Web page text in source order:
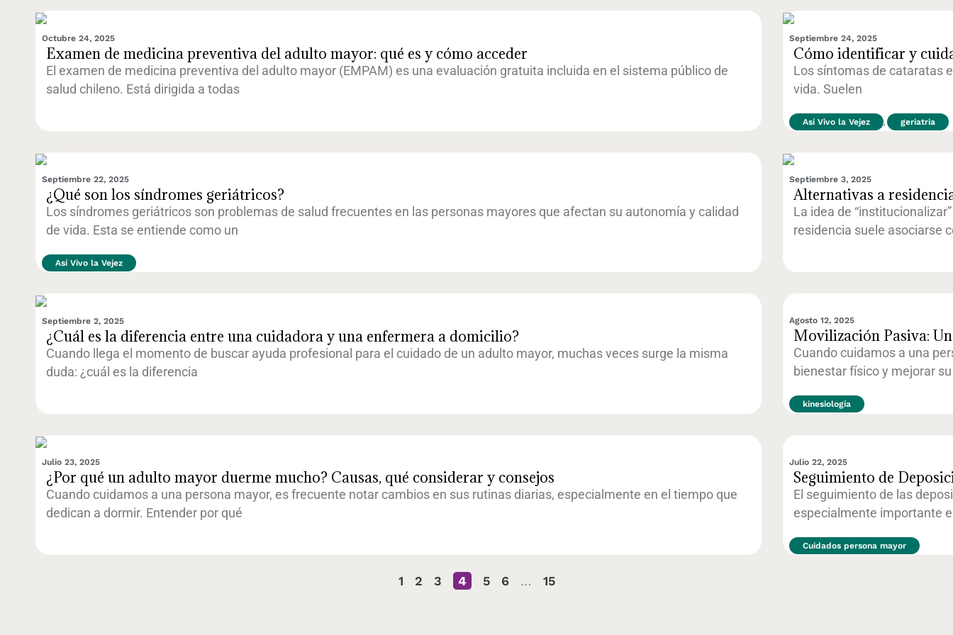
Octubre 24, 2025
Examen de medicina preventiva del adulto mayor: qué es y cómo acceder
El examen de medicina preventiva del adulto mayor (EMPAM) es una evaluación gratuita incluida en el sistema público de
salud chileno. Está dirigida a todas
Septiembre 24, 2025
Cómo identificar y
Los síntomas de cataratas
vida. Suelen
Así Vivo la Vejez geriatria
Septiembre 22, 2025
¿Qué son los síndromes geriátricos?
Los síndromes geriátricos son problemas de salud frecuentes en las personas mayores que afectan su autonomía y calidad
de vida. Esta se entiende como un
Así Vivo la Vejez
Septiembre 3, 2025
Alternativas a
La idea de
residencia suele asociarse
Septiembre 2, 2025
¿Cuál es la diferencia entre una cuidadora y una enfermera a domicilio?
Cuando llega el momento de buscar ayuda profesional para el cuidado de un adulto mayor, muchas veces surge la misma
duda: ¿cuál es la diferencia
Agosto 12, 2025
Movilización Pasiva:
Cuando cuidamos a una
bienestar físico y mejorar
kinesiología
Julio 23, 2025
¿Por qué un adulto mayor duerme mucho? Causas, qué considerar y consejos
Cuando cuidamos a una persona mayor, es frecuente notar cambios en sus rutinas diarias, especialmente en el tiempo que
dedican a dormir. Entender por qué
Julio 22, 2025
Seguimiento de
El seguimiento de las
especialmente importante
Cuidados persona mayor
1 2 3 4 5 6 … 15